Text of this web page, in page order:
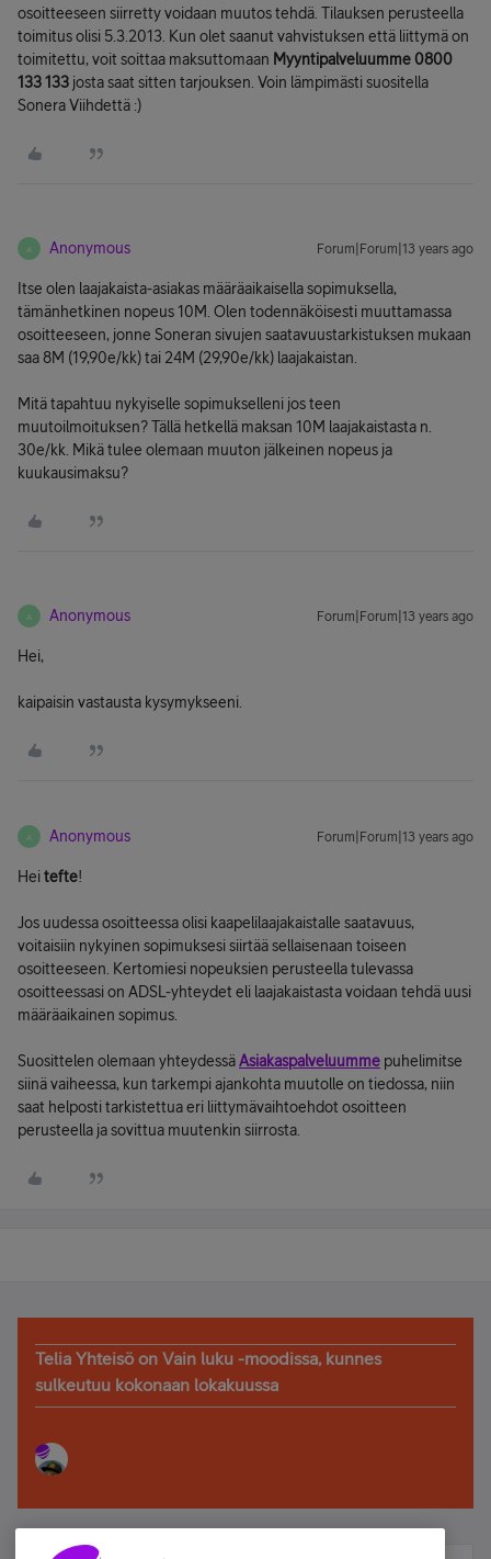
osoitteeseen siirretty voidaan muutos tehdä. Tilauksen perusteella
toimitus olisi 5.3.2013. Kun olet saanut vahvistuksen että liittymä on
toimitettu, voit soittaa maksuttomaan Myyntipalveluumme 0800
133 133 josta saat sitten tarjouksen. Voin lämpimästi suositella
Sonera Viihdettä :)
A Anonymous Forum|Forum|13 years ago
Itse olen laajakaista-asiakas määräaikaisella sopimuksella,
tämänhetkinen nopeus 10M. Olen todennäköisesti muuttamassa
osoitteeseen, jonne Soneran sivujen saatavuustarkistuksen mukaan
saa 8M (19,90e/kk) tai 24M (29,90e/kk) laajakaistan.
Mitä tapahtuu nykyiselle sopimukselleni jos teen
muutoilmoituksen? Tällä hetkellä maksan 10M laajakaistasta n.
30e/kk. Mikä tulee olemaan muuton jälkeinen nopeus ja
kuukausimaksu?
A Anonymous Forum|Forum|13 years ago
Hei,
kaipaisin vastausta kysymykseeni.
A Anonymous Forum|Forum|13 years ago
Heitefte!
Jos uudessa osoitteessa olisi kaapelilaajakaistalle saatavuus,
voitaisiin nykyinen sopimuksesi siirtää sellaisenaan toiseen
osoitteeseen. Kertomiesi nopeuksien perusteella tulevassa
osoitteessasi on ADSL-yhteydet eli laajakaistasta voidaan tehdä uusi
määräaikainen sopimus.
Suosittelen olemaan yhteydessäAsiakaspalveluumme puhelimitse
siinä vaiheessa, kun tarkempi ajankohta muutolle on tiedossa, niin
saat helposti tarkistettua eri liittymävaihtoehdot osoitteen
perusteella ja sovittua muutenkin siirrosta.
Telia Yhteisö on Vain luku -moodissa, kunnes
sulkeutuu kokonaan lokakuussa